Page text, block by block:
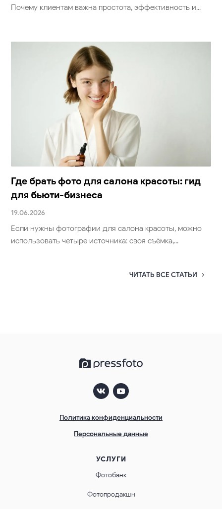
Почему клиентам важна простота, эффективность и...
Где брать фото для салона красоты: гид
для бьюти-бизнеса
19.06.2026
Если нужны фотографии для салона красоты, можно
использовать четыре источника: своя съёмка,...
ЧИТАТЬ ВСЕ СТАТЬИ
Политика конфиденциальности
Персональные данные
УСЛУГИ
Фотобанк
Фотопродакшн